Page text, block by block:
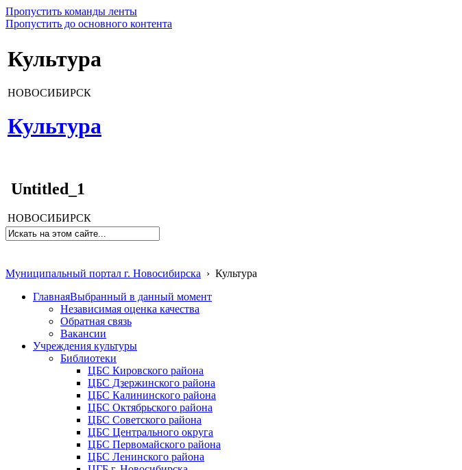
Пропустить команды ленты
Пропустить до основного контента
Культура
НОВОСИБИРСК
Культура
Untitled_1
НОВОСИБИРСК
Муниципальный портал г. Новосибирска › Культура
ГлавнаяВыбранный в данный момент
Независимая оценка качества
Обратная связь
Вакансии
Учреждения культуры
Библиотеки
ЦБС Кировского района
ЦБС Дзержинского района
ЦБС Калининского района
ЦБС Октябрьского района
ЦБС Советского района
ЦБС Центрального округа
ЦБС Первомайского района
ЦБС Ленинского района